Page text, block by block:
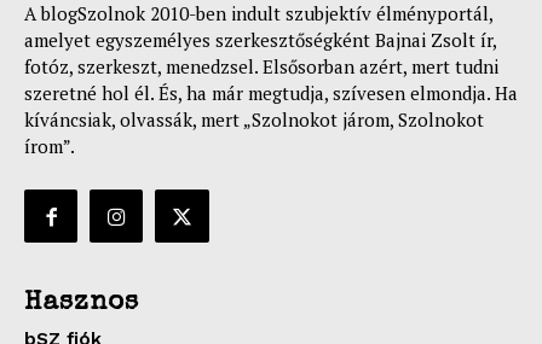
A blogSzolnok 2010-ben indult szubjektív élményportál,
amelyet egyszemélyes szerkesztőségként Bajnai Zsolt ír,
fotóz, szerkeszt, menedzsel. Elsősorban azért, mert tudni
szeretné hol él. És, ha már megtudja, szívesen elmondja. Ha
kíváncsiak, olvassák, mert „Szolnokot járom, Szolnokot
írom”.
Hasznos
bSZ fiók